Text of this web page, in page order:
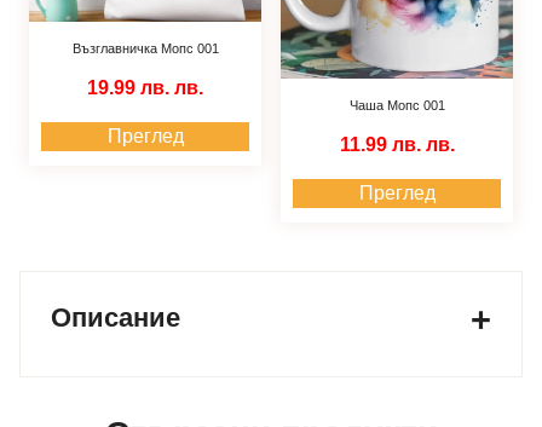
Възглавничка Мопс 001
19.99 лв. лв.
Преглед
Чаша Мопс 001
11.99 лв. лв.
Преглед
Описание